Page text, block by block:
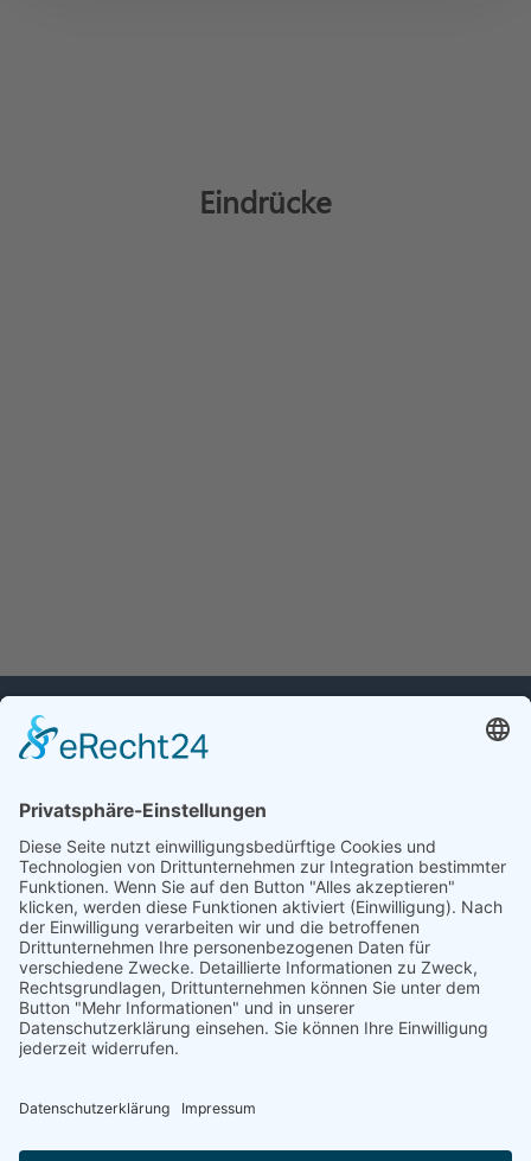
Eindrücke
Marten Volquardsen
Gärtnerweg 33
25842 Langenhorn
Mail:info@exaterre.eu
Tel.:+49 151 56052668
Impressum